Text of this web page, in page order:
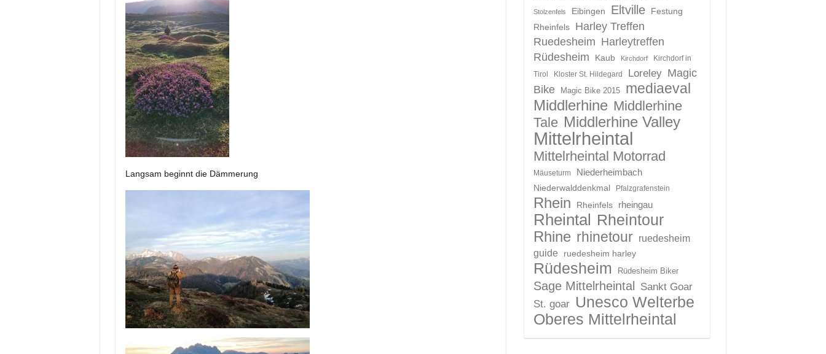
Langsam beginnt die Dämmerung
Stolzenfels Eibingen Eltville
Festung
Rheinfels
Harley Treffen
Ruedesheim Harleytreffen
Rüdesheim
Kaub Kirchdorf
Kirchdorf in
Tirol
Kloster St. Hildegard Loreley Magic
Bike
Magic Bike 2015 mediaeval
Middlerhine Middlerhine
Tale Middlerhine Valley
Mittelrheintal
Mittelrheintal Motorrad
Mäuseturm
Niederheimbach
Niederwalddenkmal
Pfalzgrafenstein
Rhein Rheinfels rheingau
Rheintal Rheintour
Rhine rhinetour ruedesheim
guide
ruedesheim harley
Rüdesheim Rüdesheim Biker
Sage Mittelrheintal Sankt Goar
St. goar Unesco Welterbe
Oberes Mittelrheintal